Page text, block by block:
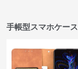
手帳型スマホケー